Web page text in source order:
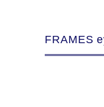
FRAMES